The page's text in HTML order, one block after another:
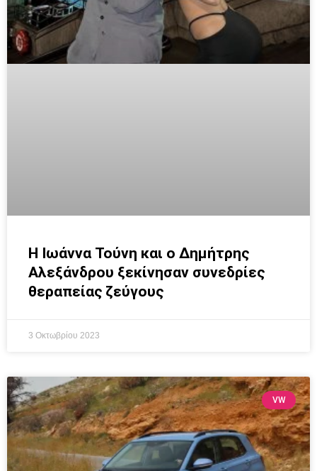
H Ιωάννα Τούνη και ο Δημήτρης
Αλεξάνδρου ξεκίνησαν συνεδρίες
θεραπείας ζεύγους
3 Οκτωβρίου 2023
VW